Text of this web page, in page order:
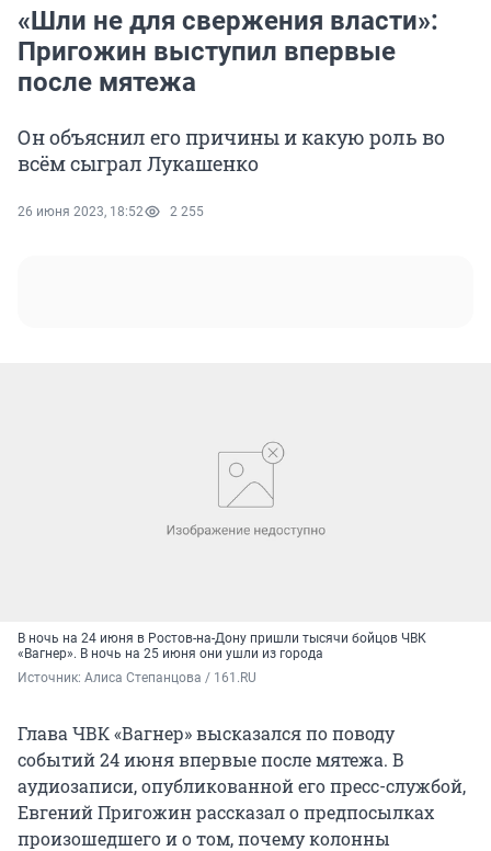
«Шли не для свержения власти»:
Пригожин выступил впервые
после мятежа
Он объяснил его причины и какую роль во
всём сыграл Лукашенко
26 июня 2023, 18:52 2 255
В ночь на 24 июня в Ростов-на-Дону пришли тысячи бойцов ЧВК
«Вагнер». В ночь на 25 июня они ушли из города
Источник: Алиса Степанцова / 161.RU
Глава ЧВК «Вагнер» высказался по поводу
событий 24 июня впервые после мятежа. В
аудиозаписи, опубликованной его пресс-службой,
Евгений Пригожин рассказал о предпосылках
произошедшего и о том, почему колонны